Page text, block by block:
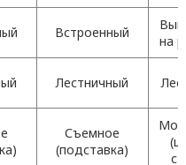
Встроенный
на
Лестничный
Съемное
(подставка)